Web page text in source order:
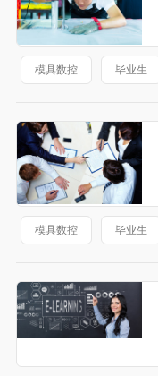
模具数控 毕业生
模具数控 毕业生